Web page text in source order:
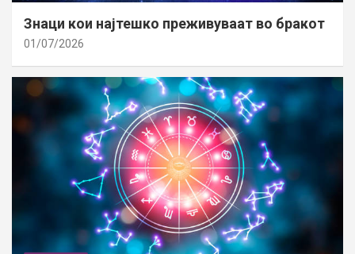
Знаци кои најтешко преживуваат во бракот
01/07/2026